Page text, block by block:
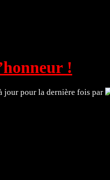
!
jour pour la dernière fois par